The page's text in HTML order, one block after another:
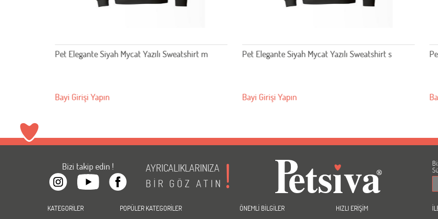
Pet Elegante Siyah Mycat Yazılı Sweatshirt m
Bayi Girişi Yapın
Pet Elegante Siyah Mycat Yazılı Sweatshirt s
Bayi Girişi Yapın
Bizi takip edin !
AYRICALIKLARINIZA
BİR GÖZ ATIN
KATEGORİLER POPÜLER KATEGORİLER ÖNEMLİ BİLGİLER HIZLI ERİŞİM